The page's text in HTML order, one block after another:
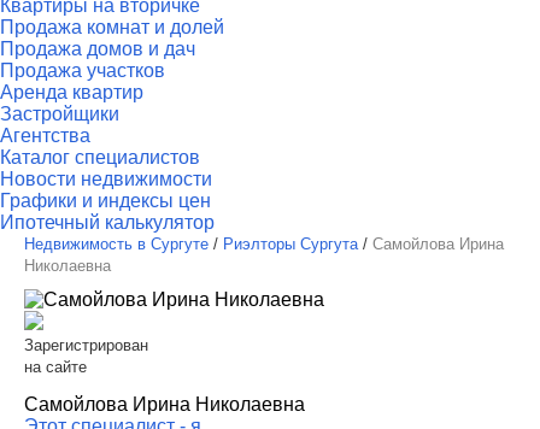
Квартиры на вторичке
Продажа комнат и долей
Продажа домов и дач
Продажа участков
Аренда квартир
Застройщики
Агентства
Каталог специалистов
Новости недвижимости
Графики и индексы цен
Ипотечный калькулятор
Недвижимость в Сургуте / Риэлторы Сургута / Самойлова Ирина
Николаевна
Зарегистрирован
на сайте
Самойлова Ирина Николаевна